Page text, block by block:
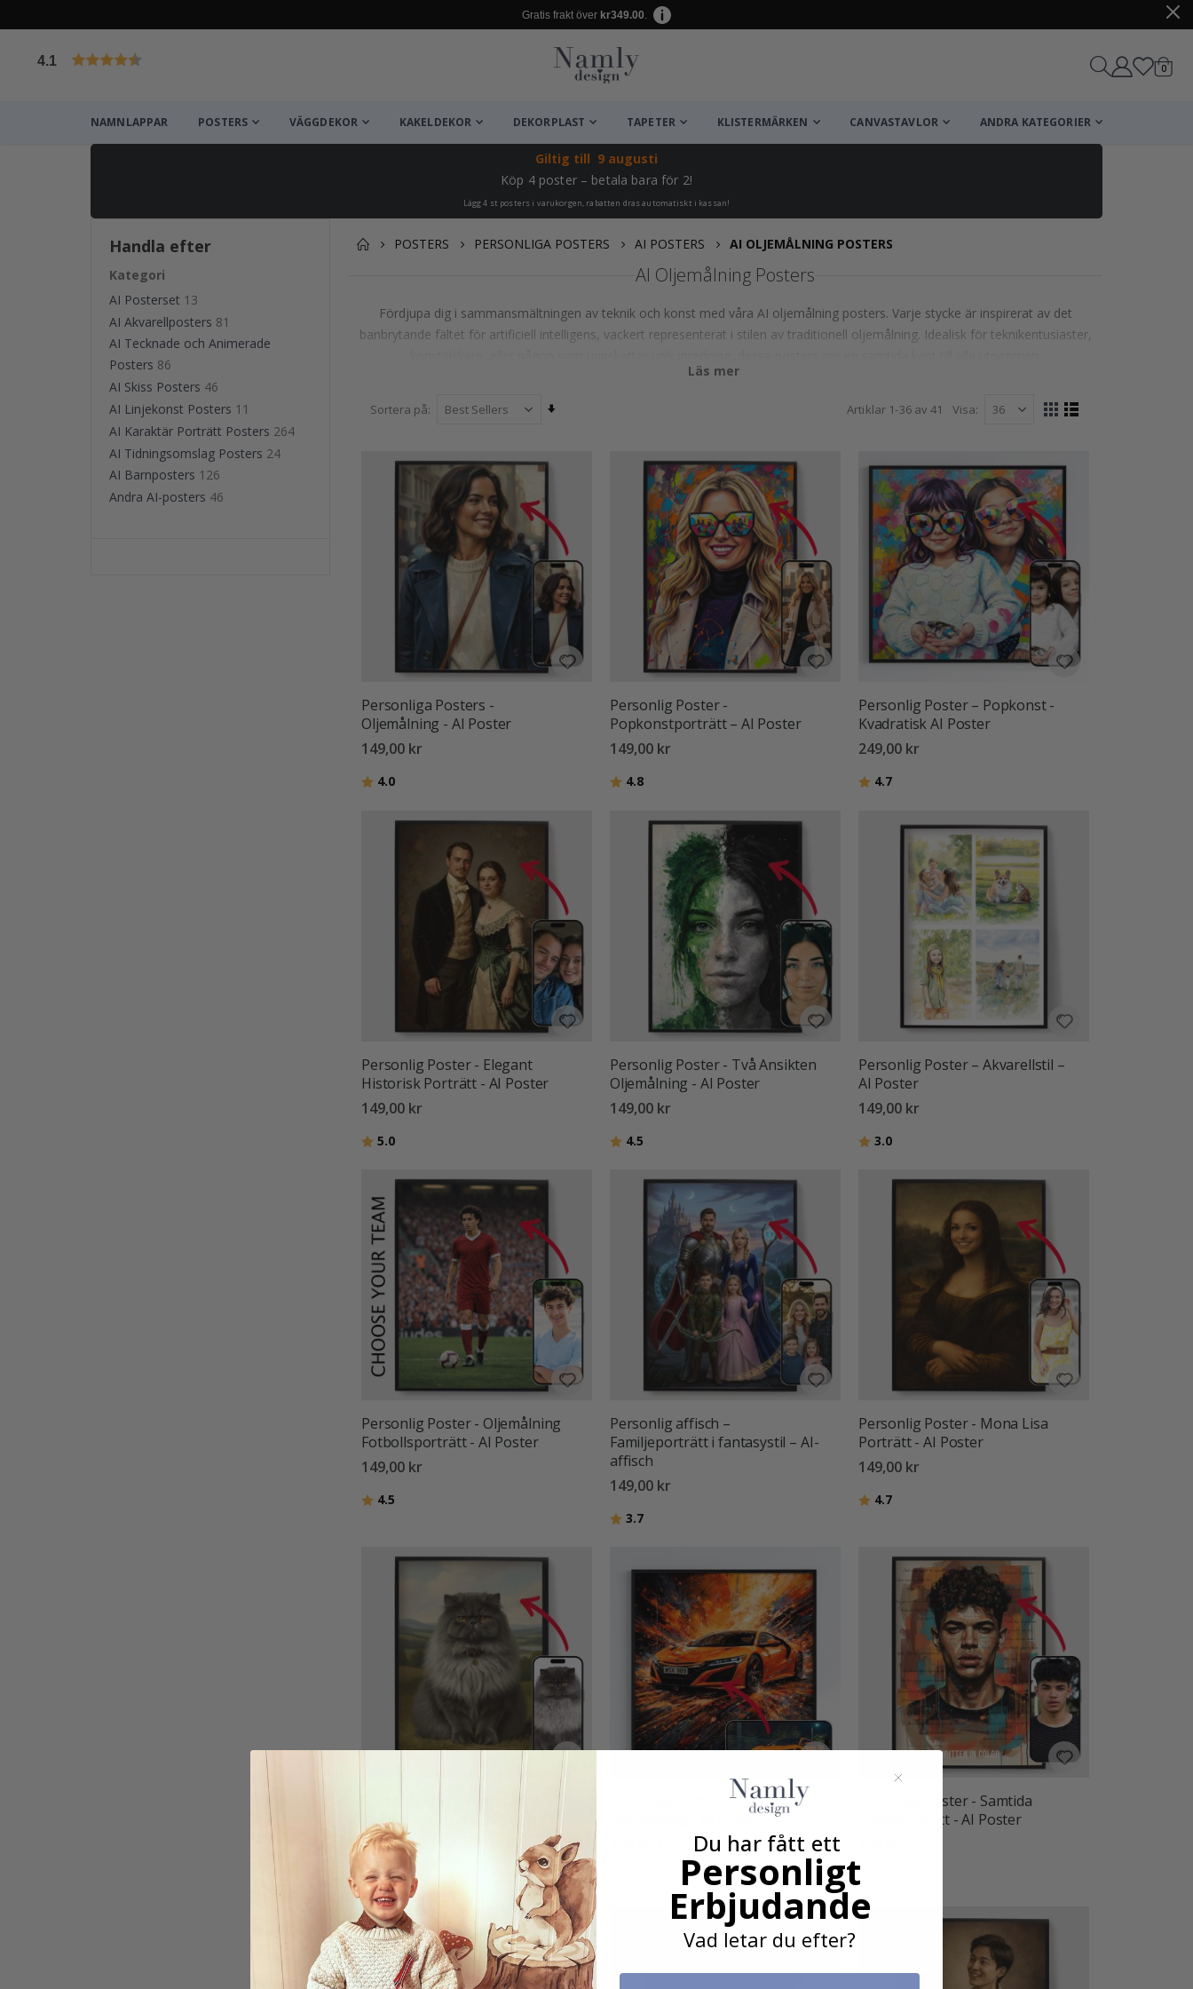
Gratis frakt över kr349.00.
4.1 0
NAMNLAPPAR POSTERS VÄGGDEKOR KAKELDEKOR DEKORPLAST TAPETER KLISTERMÄRKEN CANVASTAVLOR ANDRA KATEGORIER
Giltig till 9 augusti
Köp 4 poster – betala bara för 2!
Lägg 4 st posters i varukorgen, rabatten dras automatiskt i kassan!
POSTERS PERSONLIGA POSTERS AI POSTERS AI OLJEMÅLNING POSTERS
AI Oljemålning Posters
Fördjupa dig i sammansmältningen av teknik och konst med våra AI oljemålning posters. Varje stycke är inspirerat av det
banbrytande fältet för artificiell intelligens, vackert representerat i stilen av traditionell oljemålning. Idealisk för teknikentusiaster,
Läs mer
Sortera på Artiklar 1-36av41 Visa
Visa
Rutnät
Listvy
Personliga Posters -
Oljemålning - AI Poster
149,00 kr
Betyg:
4.0
Personlig Poster -
Popkonstporträtt – AI Poster
149,00 kr
Betyg:
4.8utav 5 stjärnor
Personlig Poster – Popkonst -
Kvadratisk AI Poster
249,00 kr
Betyg:
4.7utav 5 stjärnor
Personlig Poster - Elegant
Historisk Porträtt - AI Poster
149,00 kr
Betyg:
5.0
Personlig Poster - Två Ansikten
Oljemålning - AI Poster
149,00 kr
Betyg:
4.5
Personlig Poster – Akvarellstil –
AI Poster
149,00 kr
Betyg:
3.0utav 5 stjärnor
Personlig Poster - Oljemålning
Fotbollsporträtt - AI Poster
149,00 kr
Betyg:
4.5
Personlig affisch –
Familjeporträtt i fantasystil – AI-
affisch
149,00 kr
Betyg:
3.7utav 5 stjärnor
Personlig Poster - Mona Lisa
Porträtt - AI Poster
149,00 kr
Betyg:
4.7utav 5 stjärnor
Personlig Poster - Vintage
Husdjursporträtt - AI Poster
149,00 kr
Betyg:
5.0utav 5 stjärnor
Personlig Poster - Kvadratisk Bil
Oljemålning - AI Poster
Personlig Poster - Samtida
Konstporträtt - AI Poster
Betyg:
Handla efter
Kategori
AI Posterset 13
AI Akvarellposters 81
AI Tecknade och Animerade
Posters 86
AI Skiss Posters 46
AI Linjekonst Posters 11
AI Karaktär Porträtt Posters 264
AI Tidningsomslag Posters 24
AI Barnposters 126
Andra AI-posters 46
Du har fått ett
Personligt
Erbjudande
Vad letar du efter?